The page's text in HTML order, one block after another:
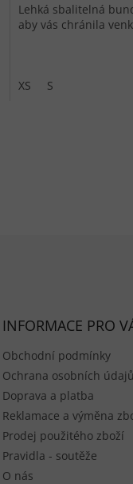
Lehká sbalitelná
aby vás chránila
XS S
INFORMACE PRO
Obchodní podmínky
Ochrana osobních údajů
Doprava a platba
Reklamace a výměna
Prodej použitého zboží
Pravidla - soutěže
O nás